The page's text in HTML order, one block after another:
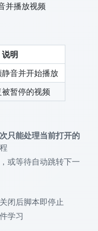
并播放视频
说明
静音并开始播放
暂停的视频
只能处理当前打开的
或等待自动跳转下一
闭后脚本即停止
学习